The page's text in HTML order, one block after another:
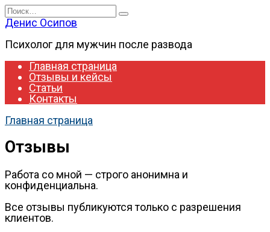
Перейти
к
содержанию
Search
for:
Денис Осипов
Психолог для мужчин после развода
Главная страница
Отзывы и кейсы
Статьи
Контакты
Главная страница
Отзывы
Работа со мной — строго анонимна и
конфиденциальна.
Все отзывы публикуются только с разрешения
клиентов.